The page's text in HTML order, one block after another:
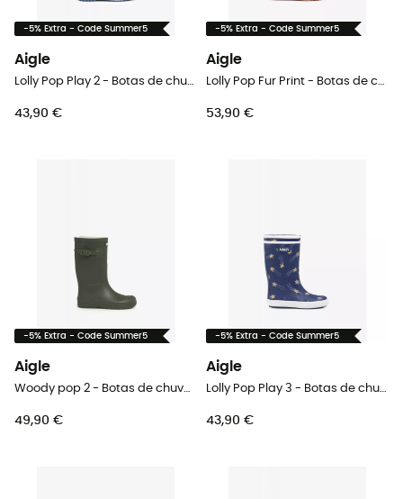
-5% Extra - Code Summer5
Aigle
Lolly Pop Play 2 - Botas de chuva criança
43,90 €
-5% Extra - Code Summer5
Aigle
Lolly Pop Fur Print - Botas de chuva criança
53,90 €
-5% Extra - Code Summer5
Aigle
Woody pop 2 - Botas de chuva criança
49,90 €
-5% Extra - Code Summer5
Aigle
Lolly Pop Play 3 - Botas de chuva criança
43,90 €